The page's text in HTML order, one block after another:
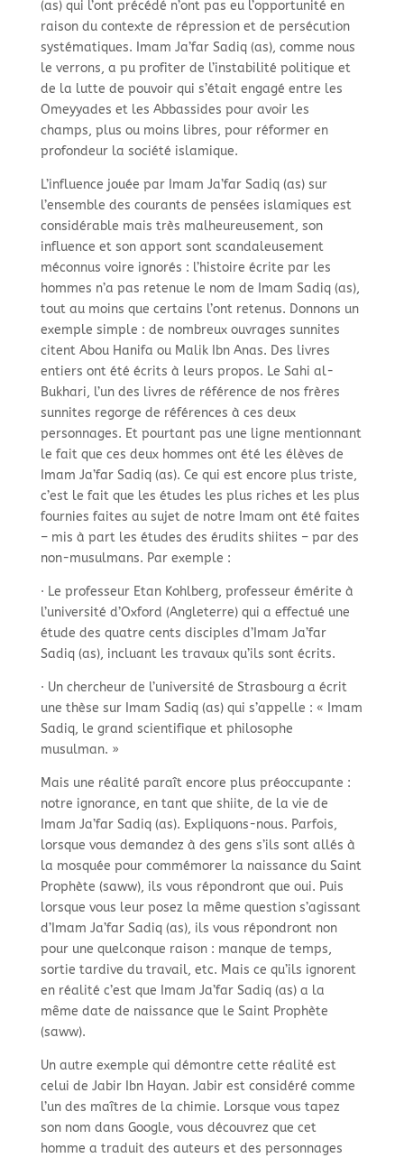
(as) qui l’ont précédé n’ont pas eu l’opportunité en
raison du contexte de répression et de persécution
systématiques. Imam Ja’far Sadiq (as), comme nous
le verrons, a pu profiter de l’instabilité politique et
de la lutte de pouvoir qui s’était engagé entre les
Omeyyades et les Abbassides pour avoir les
champs, plus ou moins libres, pour réformer en
profondeur la société islamique.
L’influence jouée par Imam Ja’far Sadiq (as) sur
l’ensemble des courants de pensées islamiques est
considérable mais très malheureusement, son
influence et son apport sont scandaleusement
méconnus voire ignorés : l’histoire écrite par les
hommes n’a pas retenue le nom de Imam Sadiq (as),
tout au moins que certains l’ont retenus. Donnons un
exemple simple : de nombreux ouvrages sunnites
citent Abou Hanifa ou Malik Ibn Anas. Des livres
entiers ont été écrits à leurs propos. Le Sahi al-
Bukhari, l’un des livres de référence de nos frères
sunnites regorge de références à ces deux
personnages. Et pourtant pas une ligne mentionnant
le fait que ces deux hommes ont été les élèves de
Imam Ja’far Sadiq (as). Ce qui est encore plus triste,
c’est le fait que les études les plus riches et les plus
fournies faites au sujet de notre Imam ont été faites
– mis à part les études des érudits shiites – par des
non-musulmans. Par exemple :
· Le professeur Etan Kohlberg, professeur émérite à
l’université d’Oxford (Angleterre) qui a effectué une
étude des quatre cents disciples d’Imam Ja’far
Sadiq (as), incluant les travaux qu’ils sont écrits.
· Un chercheur de l’université de Strasbourg a écrit
une thèse sur Imam Sadiq (as) qui s’appelle : « Imam
Sadiq, le grand scientifique et philosophe
musulman. »
Mais une réalité paraît encore plus préoccupante :
notre ignorance, en tant que shiite, de la vie de
Imam Ja’far Sadiq (as). Expliquons-nous. Parfois,
lorsque vous demandez à des gens s’ils sont allés à
la mosquée pour commémorer la naissance du Saint
Prophète (saww), ils vous répondront que oui. Puis
lorsque vous leur posez la même question s’agissant
d’Imam Ja’far Sadiq (as), ils vous répondront non
pour une quelconque raison : manque de temps,
sortie tardive du travail, etc. Mais ce qu’ils ignorent
en réalité c’est que Imam Ja’far Sadiq (as) a la
même date de naissance que le Saint Prophète
(saww).
Un autre exemple qui démontre cette réalité est
celui de Jabir Ibn Hayan. Jabir est considéré comme
l’un des maîtres de la chimie. Lorsque vous tapez
son nom dans Google, vous découvrez que cet
homme a traduit des auteurs et des personnages